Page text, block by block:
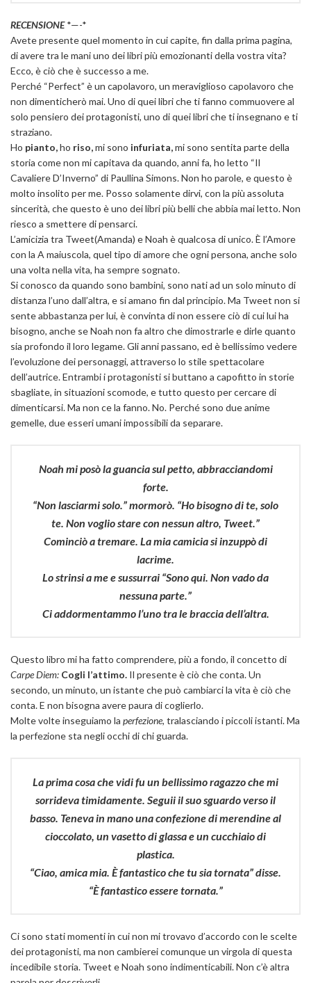
RECENSIONE*—-*
Avete presente quel momento in cui capite, fin dalla prima pagina,
di avere tra le mani uno dei libri più emozionanti della vostra vita?
Ecco, è ciò che è successo a me.
Perché “Perfect” è un capolavoro, un meraviglioso capolavoro che
non dimenticherò mai. Uno di quei libri che ti fanno commuovere al
solo pensiero dei protagonisti, uno di quei libri che ti insegnano e ti
straziano.
Ho pianto,ho riso,mi sono infuriata,mi sono sentita parte della
storia come non mi capitava da quando, anni fa, ho letto “Il
Cavaliere D’Inverno” di Paullina Simons. Non ho parole, e questo è
molto insolito per me. Posso solamente dirvi, con la più assoluta
sincerità, che questo è uno dei libri più belli che abbia mai letto. Non
riesco a smettere di pensarci.
L’amicizia tra Tweet(Amanda) e Noah è qualcosa di unico. È l’Amore
con la A maiuscola, quel tipo di amore che ogni persona, anche solo
una volta nella vita, ha sempre sognato.
Si conosco da quando sono bambini, sono nati ad un solo minuto di
distanza l’uno dall’altra, e si amano fin dal principio. Ma Tweet non si
sente abbastanza per lui, è convinta di non essere ciò di cui lui ha
bisogno, anche se Noah non fa altro che dimostrarle e dirle quanto
sia profondo il loro legame. Gli anni passano, ed è bellissimo vedere
l’evoluzione dei personaggi, attraverso lo stile spettacolare
dell’autrice. Entrambi i protagonisti si buttano a capofitto in storie
sbagliate, in situazioni scomode, e tutto questo per cercare di
dimenticarsi. Ma non ce la fanno. No. Perché sono due anime
gemelle, due esseri umani impossibili da separare.
Noah mi posò la guancia sul petto, abbracciandomi
forte.
“Non lasciarmi solo.” mormorò. “Ho bisogno di te, solo
te. Non voglio stare con nessun altro, Tweet.”
Cominciò a tremare. La mia camicia si inzuppò di
lacrime.
Lo strinsi a me e sussurrai “Sono qui. Non vado da
nessuna parte.”
Ci addormentammo l’uno tra le braccia dell’altra.
Questo libro mi ha fatto comprendere, più a fondo, il concetto di
Carpe Diem: Cogli l’attimo. Il presente è ciò che conta. Un
secondo, un minuto, un istante che può cambiarci la vita è ciò che
conta. E non bisogna avere paura di coglierlo.
Molte volte inseguiamo la perfezione, tralasciando i piccoli istanti. Ma
la perfezione sta negli occhi di chi guarda.
La prima cosa che vidi fu un bellissimo ragazzo che mi
sorrideva timidamente. Seguii il suo sguardo verso il
basso. Teneva in mano una confezione di merendine al
cioccolato, un vasetto di glassa e un cucchiaio di
plastica.
“Ciao, amica mia. È fantastico che tu sia tornata” disse.
“È fantastico essere tornata.”
Ci sono stati momenti in cui non mi trovavo d’accordo con le scelte
dei protagonisti, ma non cambierei comunque un virgola di questa
incedibile storia. Tweet e Noah sono indimenticabili. Non c’è altra